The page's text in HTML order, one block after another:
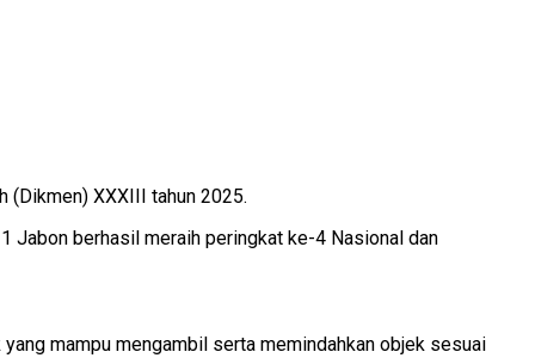
(Dikmen) XXXIII tahun 2025.
Jabon berhasil meraih peringkat ke-4 Nasional dan
mampu mengambil serta memindahkan objek sesuai